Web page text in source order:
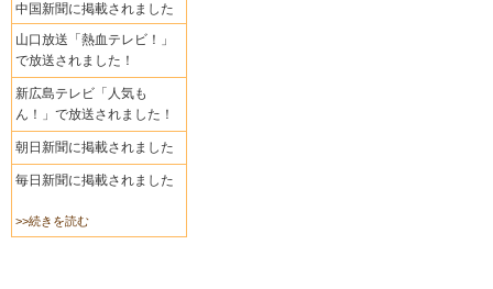
中国新聞に掲載されました
山口放送「熱血テレビ！」
で放送されました！
新広島テレビ「人気も
ん！」で放送されました！
朝日新聞に掲載されました
毎日新聞に掲載されました
>>続きを読む